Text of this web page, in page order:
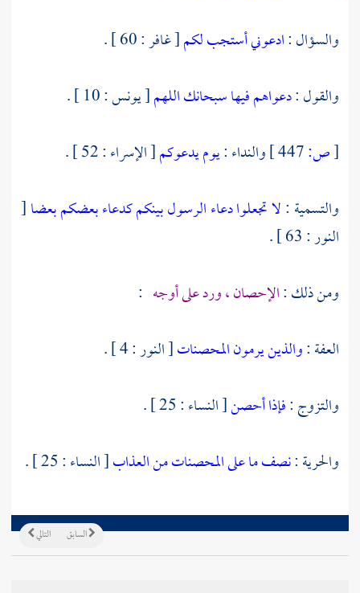
والسؤال :ادعوني أستجب لكم[ غافر : 60 ] .
والقول :دعواهم فيها سبحانك اللهم[ يونس : 10 ] .
[ص: والنداء :يوم يدعوكم[ الإسراء : 52 ] .
والتسمية :لا تجعلوا دعاء الرسول بينكم كدعاء بعضكم بعضا[
النور : 63 ] .
ومن ذلك :الإحصان ، ورد على أوجه :
العفة :والذين يرمون المحصنات[ النور : 4 ] .
والتزوج :فإذا أحصن[ النساء : 25 ] .
والحرية :نصف ما على المحصنات من العذاب[ النساء : 25 ] .
التالي السابق